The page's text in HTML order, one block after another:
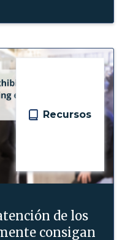
Recursos
de los
consigan